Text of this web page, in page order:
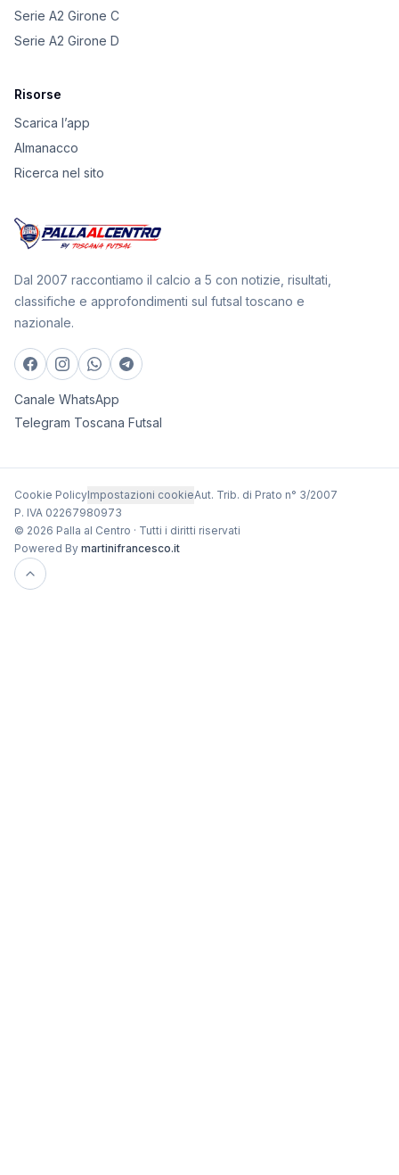
Serie A2 Girone C
Serie A2 Girone D
Risorse
Scarica l’app
Almanacco
Ricerca nel sito
Dal 2007 raccontiamo il calcio a 5 con notizie, risultati,
classifiche e approfondimenti sul futsal toscano e
nazionale.
Canale WhatsApp
Telegram Toscana Futsal
Cookie PolicyImpostazioni cookieAut. Trib. di Prato n° 3/2007
P. IVA 02267980973
© 2026 Palla al Centro · Tutti i diritti riservati
Powered By martinifrancesco.it